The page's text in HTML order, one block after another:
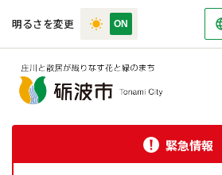
明るさを変更
緊急情報